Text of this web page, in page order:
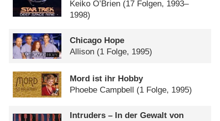
Keiko O’Brien (17 Folgen, 1993–
1998)
Chicago Hope
Allison (1 Folge, 1995)
Mord ist ihr Hobby
Phoebe Campbell
(1 Folge, 1995)
Intruders – In der Gewalt von